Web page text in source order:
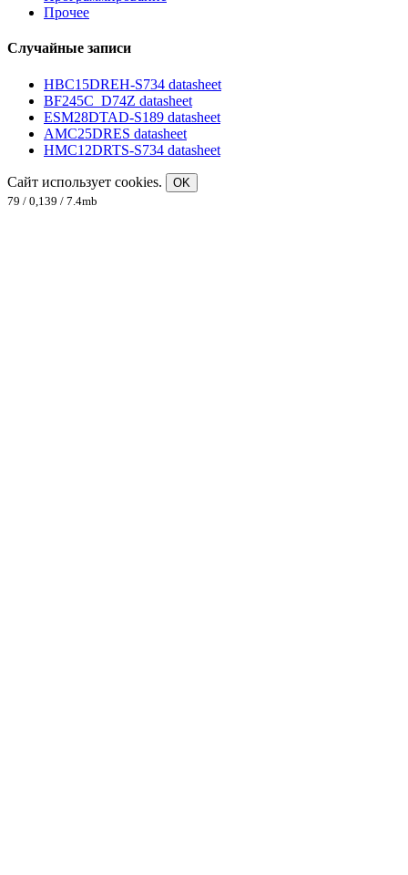
Прочее
Случайные записи
HBC15DREH-S734 datasheet
BF245C_D74Z datasheet
ESM28DTAD-S189 datasheet
AMC25DRES datasheet
HMC12DRTS-S734 datasheet
Сайт использует cookies.
OK
79 / 0,139 / 7.4mb